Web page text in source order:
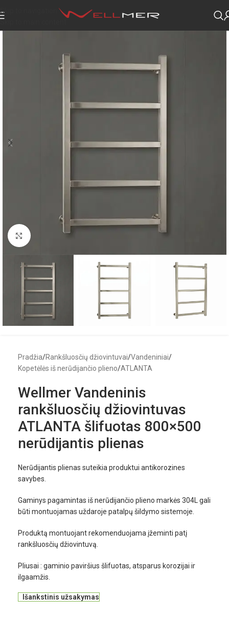
Skip to navigation
Click to enlarge
Pradžia/Rankšluosčių džiovintuvai/Vandeniniai/
Kopetėlės iš nerūdijančio plieno/ATLANTA
Wellmer Vandeninis
rankšluosčių džiovintuvas
ATLANTA šlifuotas 800×500
nerūdijantis plienas
Nerūdijantis plienas suteikia produktui antikorozines
savybes.
Gaminys pagamintas iš nerūdijančio plieno markės 304L gali
būti montuojamas uždaroje patalpų šildymo sistemoje.
Produktą montuojant rekomenduojama įžeminti patį
rankšluosčių džiovintuvą.
Pliusai : gaminio paviršius šlifuotas, atsparus korozijai ir
ilgaamžis.
Išankstinis užsakymas